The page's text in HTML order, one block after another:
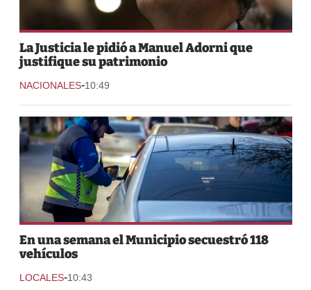
La Justicia le pidió a Manuel Adorni que
justifique su patrimonio
NACIONALES-10:49
En una semana el Municipio secuestró 118
vehículos
LOCALES-10:43